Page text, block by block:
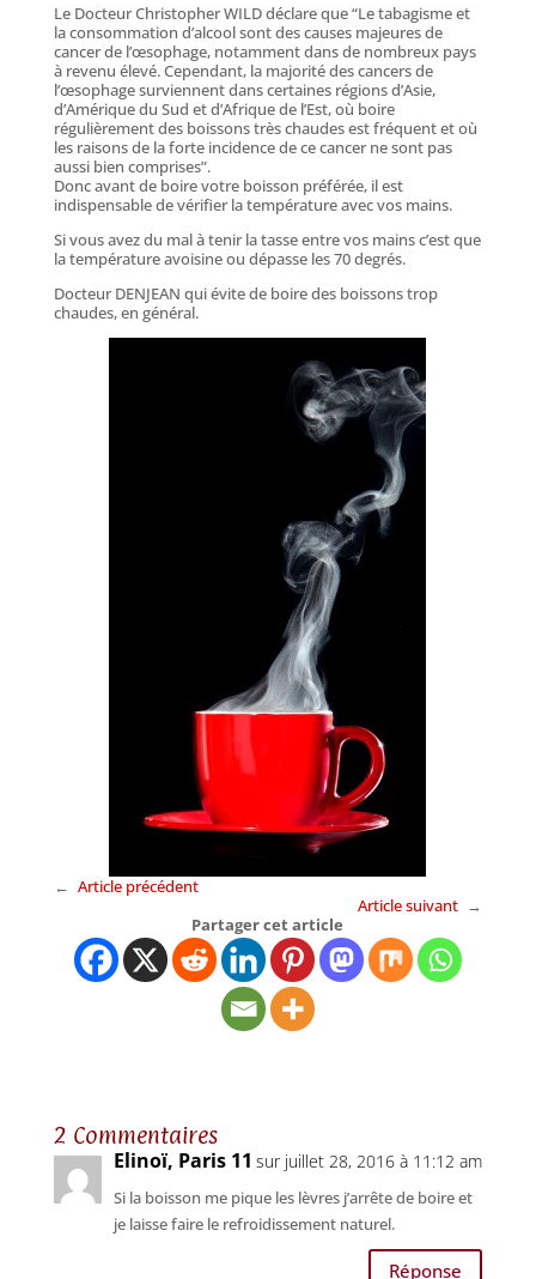
Le Docteur Christopher WILD déclare que “Le tabagisme et
la consommation d’alcool sont des causes majeures de
cancer de l’œsophage, notamment dans de nombreux pays
à revenu élevé. Cependant, la majorité des cancers de
l’œsophage surviennent dans certaines régions d’Asie,
d’Amérique du Sud et d’Afrique de l’Est, où boire
régulièrement des boissons très chaudes est fréquent et où
les raisons de la forte incidence de ce cancer ne sont pas
aussi bien comprises”.
Donc avant de boire votre boisson préférée, il est
indispensable de vérifier la température avec vos mains.
Si vous avez du mal à tenir la tasse entre vos mains c’est que
la température avoisine ou dépasse les 70 degrés.
Docteur DENJEAN qui évite de boire des boissons trop
chaudes, en général.
← Article précédent
Article suivant →
Partager cet article
2 Commentaires
Elinoï, Paris 11 sur juillet 28, 2016 à 11:12 am
Si la boisson me pique les lèvres j’arrête de boire et
je laisse faire le refroidissement naturel.
Réponse